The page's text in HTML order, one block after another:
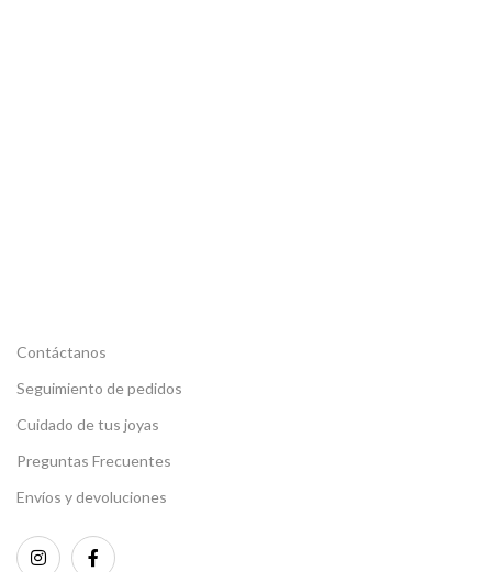
Contáctanos
Seguimiento de pedidos
Cuidado de tus joyas
Preguntas Frecuentes
Envíos y devoluciones